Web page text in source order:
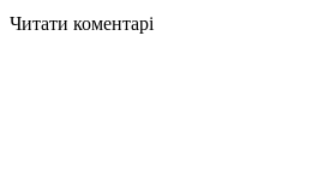
Читати коментарі